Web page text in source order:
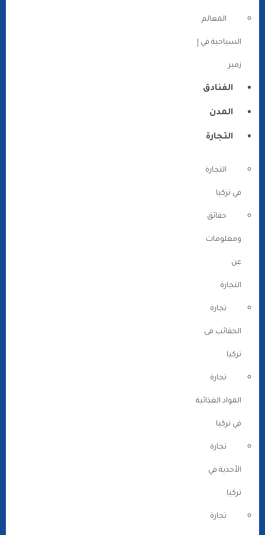
المعالم
السياحية في إ
زمير
الفنادق
المدن
التجارة
التجارة
في تركيا
حقائق
ومعلومات
عن
التجارة
تجارة
الحقائب فى
تركيا
تجارة
المواد الغذائية
في تركيا
تجارة
الأحذية في
تركيا
تجارة